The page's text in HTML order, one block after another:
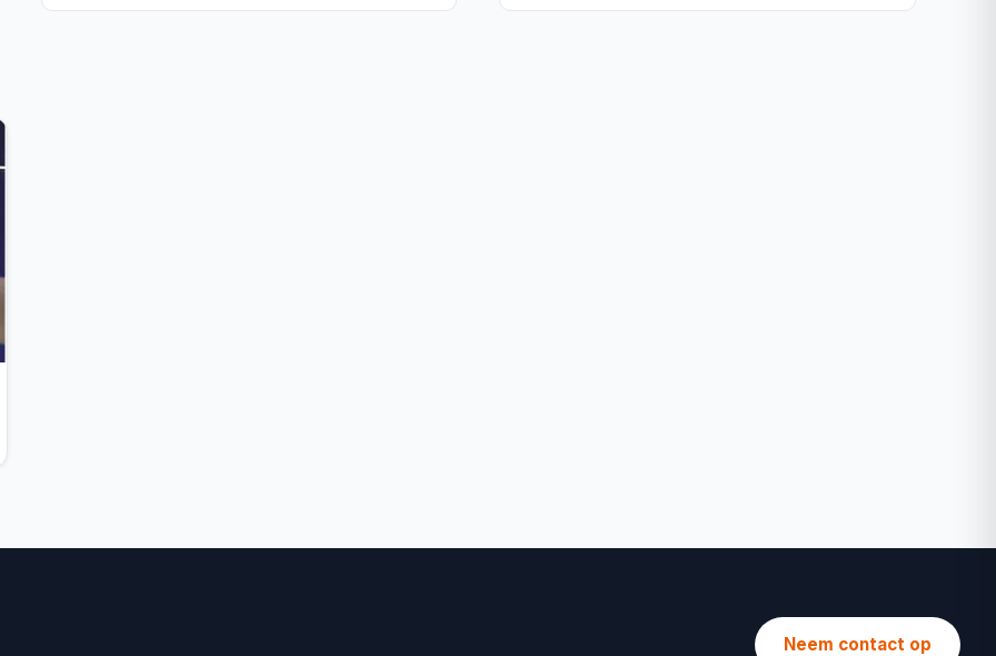
Neem contact op